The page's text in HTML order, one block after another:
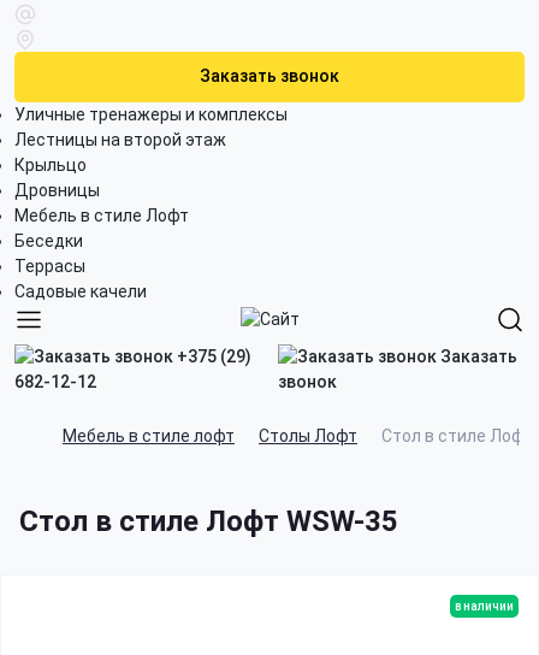
Заказать звонок
Уличные тренажеры и комплексы
Лестницы на второй этаж
Крыльцо
Дровницы
Мебель в стиле Лофт
Беседки
Террасы
Садовые качели
+375 (29)
682-12-12
Заказать
звонок
Мебель в стиле лофт Столы Лофт Стол в стиле Лофт
Стол в стиле Лофт WSW-35
в наличии